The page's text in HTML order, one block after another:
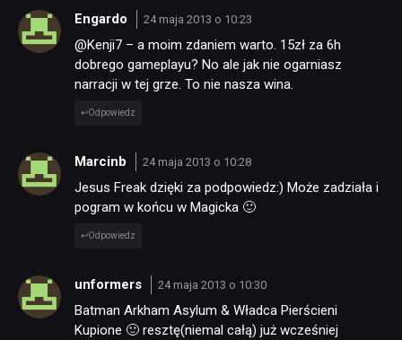
Engardo 24 maja 2013 o 10:23
@Kenji7 – a moim zdaniem warto. 15zł za 6h
dobrego gameplayu? No ale jak nie ogarniasz
narracji w tej grze. To nie nasza wina.
Odpowiedz
Marcinb 24 maja 2013 o 10:28
Jesus Freak dzięki za podpowiedz:) Może zadziała i
pogram w końcu w Magicka 🙂
Odpowiedz
unformers 24 maja 2013 o 10:30
Batman Arkham Asylum & Władca Pierścieni
Kupione 🙂 resztę(niemal całą) już wcześniej